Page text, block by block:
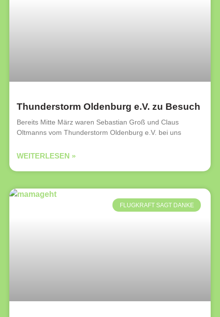
Thunderstorm Oldenburg e.V. zu Besuch
Bereits Mitte März waren Sebastian Groß und Claus
Oltmanns vom Thunderstorm Oldenburg e.V. bei uns
WEITERLESEN »
FLUGKRAFT SAGT DANKE